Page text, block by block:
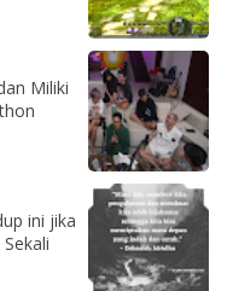
Miliki
ini jika